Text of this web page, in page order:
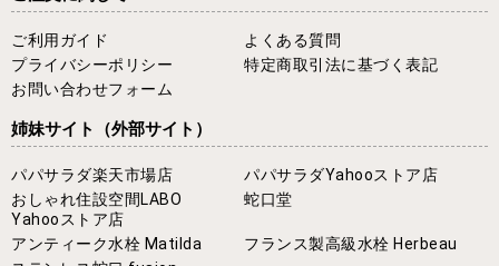
ご利用ガイド
よくある質問
プライバシーポリシー
特定商取引法に基づく表記
お問い合わせフォーム
姉妹サイト （外部サイト）
パパサラダ楽天市場店
パパサラダYahooストア店
おしゃれ住設空間LABO
Yahooストア店
蛇口堂
アンティーク水栓 Matilda
フランス製高級水栓 Herbeau